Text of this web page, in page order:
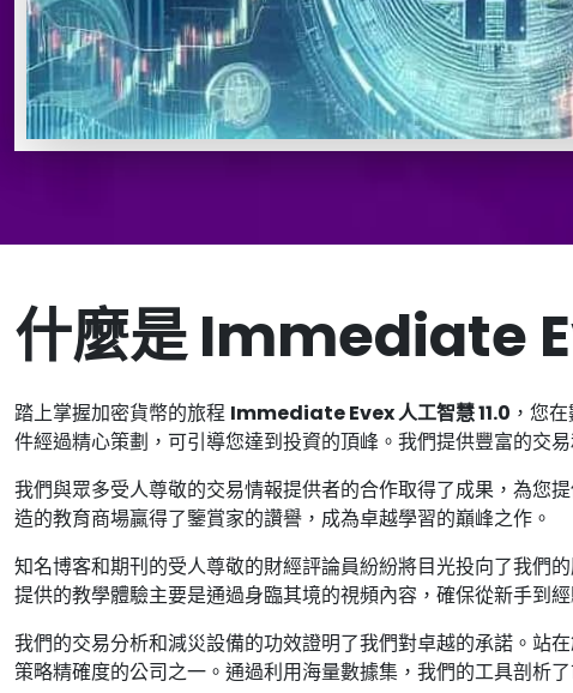
什麼是 Immediate
踏上掌握加密貨幣的旅程 Immediate Evex 人工智慧 11.0 ，您
件經過精心策劃，可引導您達到投資的頂峰。我們提供豐富的交
我們與眾多受人尊敬的交易情報提供者的合作取得了成果，為您
造的教育商場贏得了鑒賞家的讚譽，成為卓越學習的巔峰之作。
知名博客和期刊的受人尊敬的財經評論員紛紛將目光投向了我們
提供的教學體驗主要是通過身臨其境的視頻內容，確保從新手到
我們的交易分析和減災設備的功效證明了我們對卓越的承諾。站
策略精確度的公司之一。通過利用海量數據集，我們的工具剖析